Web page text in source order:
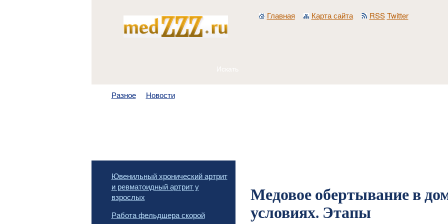
Главная Карта сайта RSS Twitter
Разное Новости
Ювенильный хронический артрит
и ревматоидный артрит у
взрослых
Работа фельдшера скорой
Медовое обертывание в
условиях. Этапы